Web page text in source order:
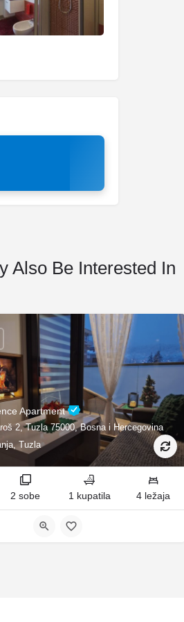
Also Be Interested In
Apartment
2, Tuzla 75000, Bosna i Hercegovina
Tuzla
2 sobe 1 kupatila 4 ležaja